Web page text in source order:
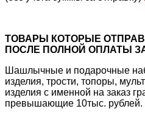
ТОВАРЫ КОТОРЫЕ
ПОСЛЕ ПОЛНОЙ ОПЛАТЫ
Шашлычные и подарочные
изделия, трости, топоры,
изделия с именной на заказ
превышающие 10тыс. рублей.